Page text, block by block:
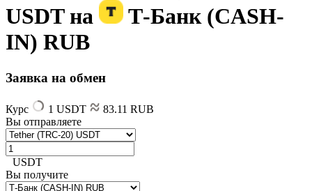
USDT на
Т-Банк (CASH-
IN) RUB
Заявка на обмен
Курс 1 USDT
83.11 RUB
Вы отправляете
USDT
Вы получите